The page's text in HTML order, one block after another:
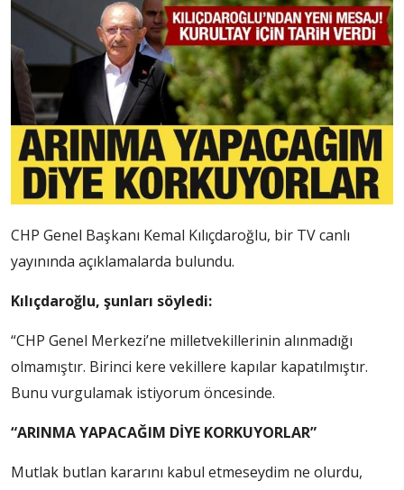
CHP Genel Başkanı Kemal Kılıçdaroğlu, bir TV canlı
yayınında açıklamalarda bulundu.
Kılıçdaroğlu, şunları söyledi:
“CHP Genel Merkezi’ne milletvekillerinin alınmadığı
olmamıştır. Birinci kere vekillere kapılar kapatılmıştır.
Bunu vurgulamak istiyorum öncesinde.
“ARINMA YAPACAĞIM DİYE KORKUYORLAR”
Mutlak butlan kararını kabul etmeseydim ne olurdu,